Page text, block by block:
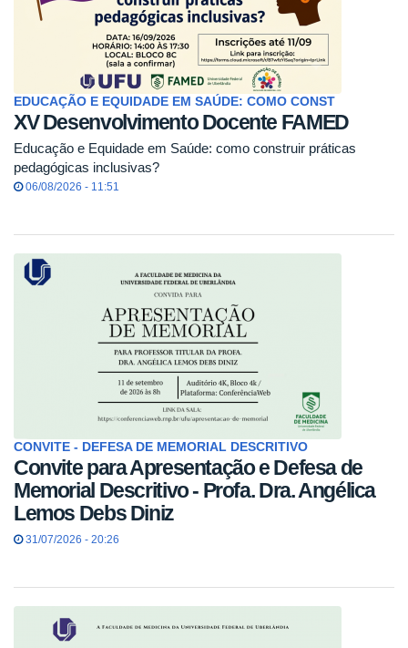
EDUCAÇÃO E EQUIDADE EM SAÚDE: COMO CONST
XV Desenvolvimento Docente FAMED
Educação e Equidade em Saúde: como construir práticas
pedagógicas inclusivas?
06/08/2026 - 11:51
CONVITE - DEFESA DE MEMORIAL DESCRITIVO
Convite para Apresentação e Defesa de
Memorial Descritivo - Profa. Dra. Angélica
Lemos Debs Diniz
31/07/2026 - 20:26